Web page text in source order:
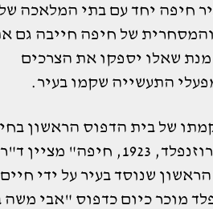
חיפה יחד עם בתי המלאכה
של חיפה חייבה גם
שאלו יספקו את הצרכים
התעשייה שקמו בעיר.
של בית הדפוס הראשון
במחקרו "אנטומיה של שביתת רוזנפלד, 1923, חיפה"
שנוסד בעיר על ידי חיים
דפוס רוזנפלד מוכר כיום כדפוס "אבי